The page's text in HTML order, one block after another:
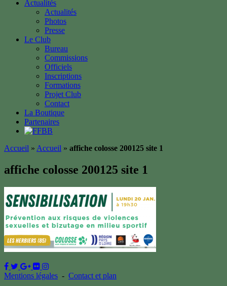
Actualités
Actualités
Photos
Presse
Le Club
Bureau
Commissions
Officiels
Inscriptions
Formations
Projet Club
Contact
La Boutique
Partenaires
Accueil » Accueil » affiche colosse 200125 site 1
affiche colosse 200125 site 1
Mentions légales - Contact et plan